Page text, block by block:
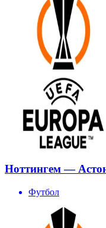
Ноттингем —
Футбол